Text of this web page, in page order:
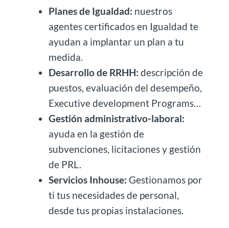
Planes de Igualdad: nuestros
agentes certificados en Igualdad te
ayudan a implantar un plan a tu
medida.
Desarrollo de RRHH: descripción de
puestos, evaluación del desempeño,
Executive development Programs…
Gestión administrativo-laboral:
ayuda en la gestión de
subvenciones, licitaciones y gestión
de PRL.
Servicios Inhouse: Gestionamos por
ti tus necesidades de personal,
desde tus propias instalaciones.